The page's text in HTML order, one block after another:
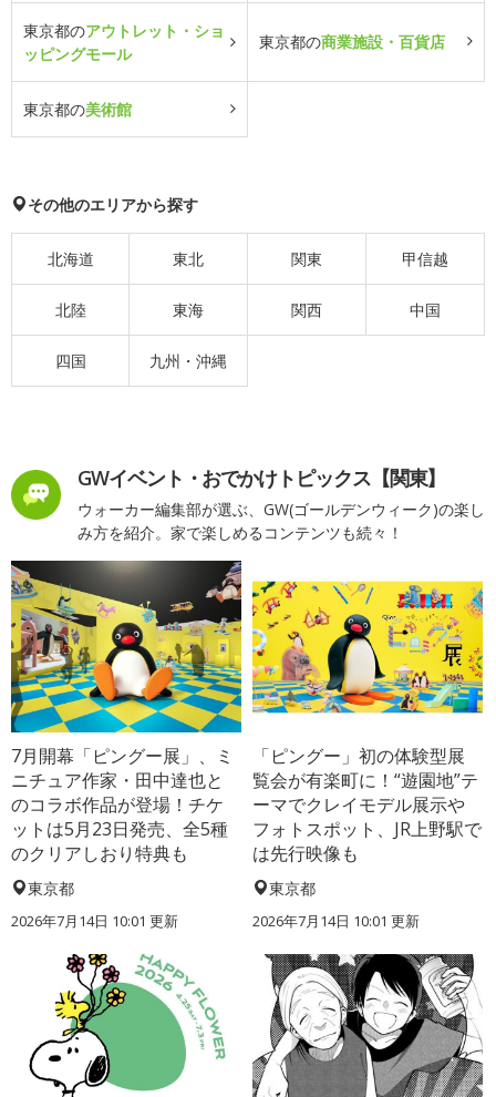
東京都のアウトレット・ショ
ッピングモール
東京都の商業施設・百貨店
東京都の美術館
その他のエリアから探す
北海道 東北 関東 甲信越
北陸 東海 関西 中国
四国 九州・沖縄
GWイベント・おでかけトピックス【関東】
ウォーカー編集部が選ぶ、GW(ゴールデンウィーク)の楽し
み方を紹介。家で楽しめるコンテンツも続々！
7月開幕「ピングー展」、ミ
ニチュア作家・田中達也と
のコラボ作品が登場！チケ
ットは5月23日発売、全5種
のクリアしおり特典も
東京都
2026年7月14日 10:01 更新
「ピングー」初の体験型展
覧会が有楽町に！“遊園地”テ
ーマでクレイモデル展示や
フォトスポット、JR上野駅で
は先行映像も
東京都
2026年7月14日 10:01 更新